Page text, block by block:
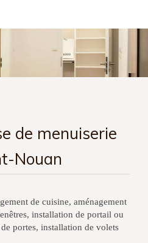
de menuiserie
Nouan
de cuisine, aménagement
installation de portail ou
portes, installation de volets